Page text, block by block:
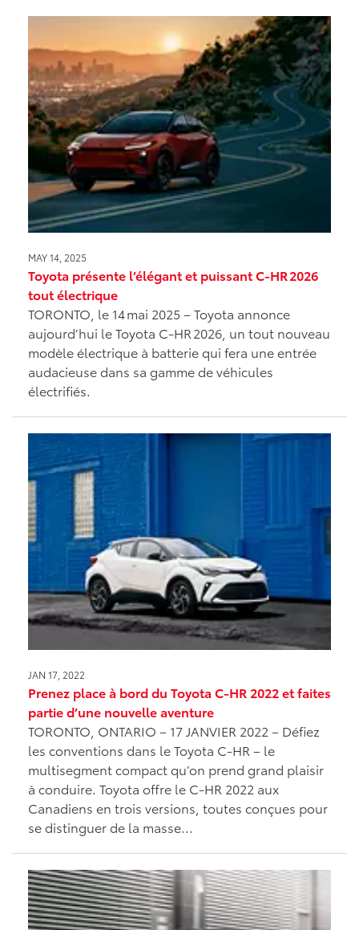
MAY 14, 2025
Toyota présente l’élégant et puissant C-HR 2026
tout électrique
TORONTO, le 14 mai 2025 – Toyota annonce
aujourd’hui le Toyota C-HR 2026, un tout nouveau
modèle électrique à batterie qui fera une entrée
audacieuse dans sa gamme de véhicules
électrifiés.
JAN 17, 2022
Prenez place à bord du Toyota C-HR 2022 et faites
partie d’une nouvelle aventure
TORONTO, ONTARIO – 17 JANVIER 2022 – Défiez
les conventions dans le Toyota C‑HR – le
multisegment compact qu’on prend grand plaisir
à conduire. Toyota offre le C‑HR 2022 aux
Canadiens en trois versions, toutes conçues pour
se distinguer de la masse...